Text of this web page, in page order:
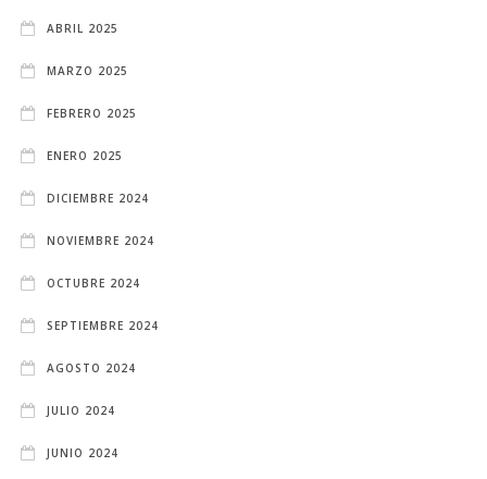
ABRIL 2025
MARZO 2025
FEBRERO 2025
ENERO 2025
DICIEMBRE 2024
NOVIEMBRE 2024
OCTUBRE 2024
SEPTIEMBRE 2024
AGOSTO 2024
JULIO 2024
JUNIO 2024